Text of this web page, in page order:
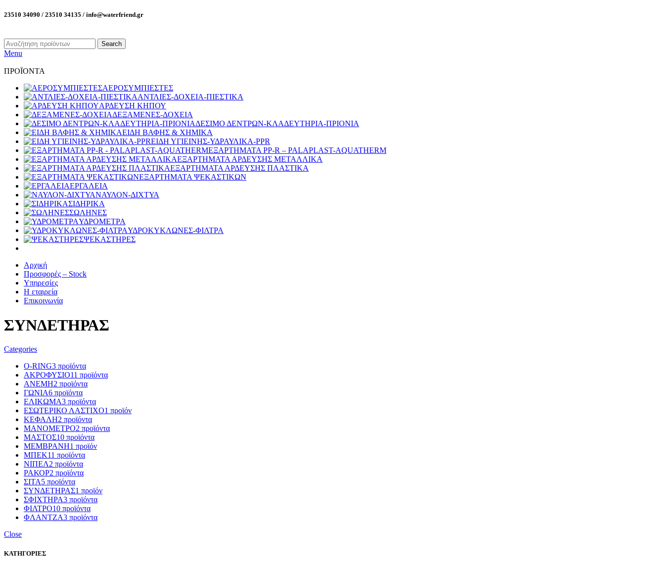
23510 34090 / 23510 34135 / info@waterfriend.gr
Search
Menu
ΠΡΟΪΟΝΤΑ
ΑΕΡΟΣΥΜΠΙΕΣΤΕΣ
ΑΝΤΛΙΕΣ-ΔΟΧΕΙΑ-ΠΙΕΣΤΙΚΑ
ΑΡΔΕΥΣΗ ΚΗΠΟΥ
ΔΕΞΑΜΕΝΕΣ-ΔΟΧΕΙΑ
ΔΕΣΙΜΟ ΔΕΝΤΡΩΝ-ΚΛΑΔΕΥΤΗΡΙΑ-ΠΡΙΟΝΙΑ
ΕΙΔΗ ΒΑΦΗΣ & ΧΗΜΙΚΑ
ΕΙΔΗ ΥΓΙΕΙΝΗΣ-ΥΔΡΑΥΛΙΚΑ-PPR
ΕΞΑΡΤΗΜΑΤΑ PP-R – PALAPLAST-AQUATHERM
ΕΞΑΡΤΗΜΑΤΑ ΑΡΔΕΥΣΗΣ ΜΕΤΑΛΛΙΚΑ
ΕΞΑΡΤΗΜΑΤΑ ΑΡΔΕΥΣΗΣ ΠΛΑΣΤΙΚΑ
ΕΞΑΡΤΗΜΑΤΑ ΨΕΚΑΣΤΙΚΩΝ
ΕΡΓΑΛΕΙΑ
ΝΑΥΛΟΝ-ΔΙΧΤΥΑ
ΣΙΔΗΡΙΚΑ
ΣΩΛΗΝΕΣ
ΥΔΡΟΜΕΤΡΑ
ΥΔΡΟΚΥΚΛΩΝΕΣ-ΦΙΛΤΡΑ
ΨΕΚΑΣΤΗΡΕΣ
Αρχική
Προσφορές – Stock
Υπηρεσίες
Η εταιρεία
Επικοινωνία
ΣΥΝΔΕΤΗΡΑΣ
Categories
O-RING3 προϊόντα
ΑΚΡΟΦΥΣΙΟ11 προϊόντα
ΑΝΕΜΗ2 προϊόντα
ΓΩΝΙΑ6 προϊόντα
ΕΛΙΚΩΜΑ3 προϊόντα
ΕΣΩΤΕΡΙΚΟ ΛΑΣΤΙΧΟ1 προϊόν
ΚΕΦΑΛΗ2 προϊόντα
ΜΑΝΟΜΕΤΡΟ2 προϊόντα
ΜΑΣΤΟΣ10 προϊόντα
ΜΕΜΒΡΑΝΗ1 προϊόν
ΜΠΕΚ11 προϊόντα
ΝΙΠΕΛ2 προϊόντα
ΡΑΚΟΡ2 προϊόντα
ΣΙΤΑ5 προϊόντα
ΣΥΝΔΕΤΗΡΑΣ1 προϊόν
ΣΦΙΧΤΗΡΑ3 προϊόντα
ΦΙΛΤΡΟ10 προϊόντα
ΦΛΑΝΤΖΑ3 προϊόντα
Close
ΚΑΤΗΓΟΡΙΕΣ